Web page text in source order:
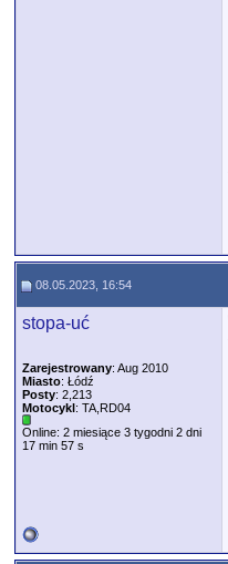
08.05.2023, 16:54
stopa-uć
Zarejestrowany: Aug 2010
Miasto: Łódź
Posty: 2,213
Motocykl: TA,RD04
Online: 2 miesiące 3 tygodni 2 dni
17 min 57 s